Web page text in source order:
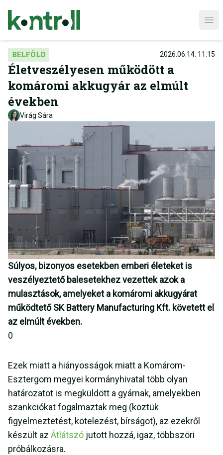
BELFÖLD 2026.06.14. 11:15
Életveszélyesen működött a
komáromi akkugyár az elmúlt
években
Virág Sára
Súlyos, bizonyos esetekben emberi életeket is
veszélyeztető balesetekhez vezettek azok a
mulasztások, amelyeket a komáromi akkugyárat
működtető SK Battery Manufacturing Kft. követett el
az elmúlt években.
0
Ezek miatt a hiányosságok miatt a Komárom-
Esztergom megyei kormányhivatal több olyan
határozatot is megküldött a gyárnak, amelyekben
szankciókat fogalmaztak meg (köztük
figyelmeztetést, kötelezést, bírságot), az ezekről
készült az Átlátszó jutott hozzá, igaz, többszöri
próbálkozásra.